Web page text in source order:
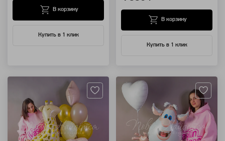
Купить в 1 клик
В корзину
Купить в 1 клик
В корзину